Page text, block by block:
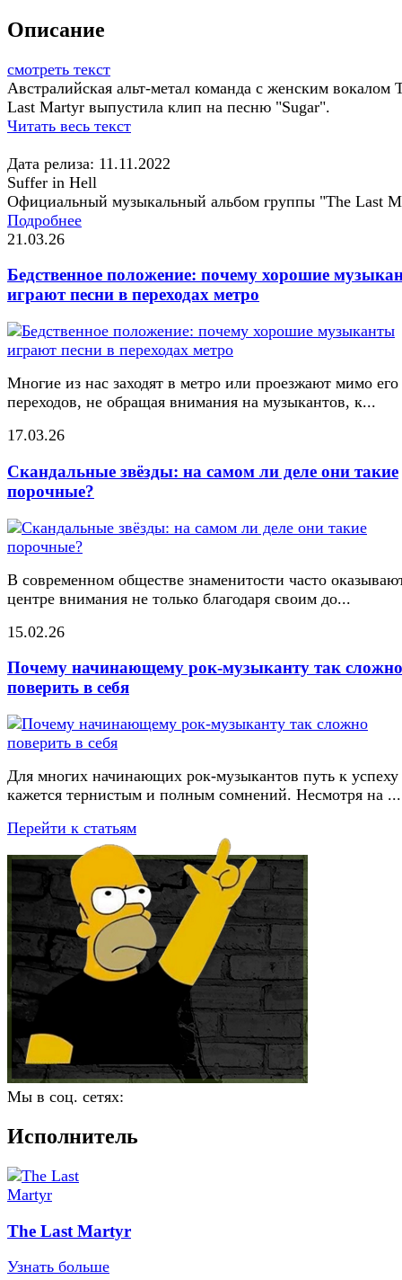
Описание
смотреть текст
Австралийская альт-метал команда с женским вокалом
Last Martyr выпустила клип на песню "Sugar".
Читать весь текст
Дата релиза: 11.11.2022
Suffer in Hell
Официальный музыкальный альбом группы "The Last
Подробнее
21.03.26
Бедственное положение: почему хорошие
играют песни в переходах метро
Многие из нас заходят в метро или проезжают мимо его
переходов, не обращая внимания на музыкантов, к...
17.03.26
Скандальные звёзды: на самом ли деле они такие
порочные?
В современном обществе знаменитости часто
центре внимания не только благодаря своим до...
15.02.26
Почему начинающему рок-музыканту так сложно
поверить в себя
Для многих начинающих рок-музыкантов путь к успеху
кажется тернистым и полным сомнений. Несмотря на ...
Перейти к статьям
Мы в соц. сетях:
Исполнитель
The Last Martyr
Узнать больше